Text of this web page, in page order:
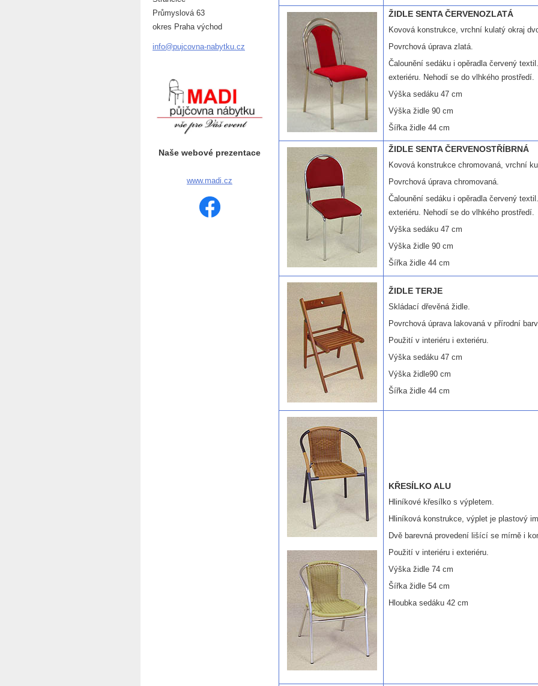
ŽIDLE SENTA ČERVENOZLATÁ
Kovová konstrukce, vrchní kulatý okraj
Povrchová úprava zlatá.
Čalounění sedáku i opěradla červený
exteriéru. Nehodí se do vlhkého prostředí.
Výška sedáku 47 cm
Výška židle 90 cm
Šířka židle 44 cm
ŽIDLE SENTA ČERVENOSTŘÍBRNÁ
Kovová konstrukce chromovaná, vrchní
Povrchová úprava chromovaná.
Čalounění sedáku i opěradla červený
exteriéru. Nehodí se do vlhkého prostředí.
Výška sedáku 47 cm
Výška židle 90 cm
Šířka židle 44 cm
ŽIDLE TERJE
Skládací dřevěná židle.
Povrchová úprava lakovaná v přírodní
Použití v interiéru i exteriéru.
Výška sedáku 47 cm
Výška židle90 cm
Šířka židle 44 cm
KŘESÍLKO ALU
Hliníkové křesílko s výpletem.
Hliníková konstrukce, výplet je plastový
Dvě barevná provedení lišící se mírně i
Použití v interiéru i exteriéru.
Výška židle 74 cm
Šířka židle 54 cm
Hloubka sedáku 42 cm
Průmyslová 63
okres Praha východ
info@pujcovna-nabytku.cz
Naše webové prezentace
www.madi.cz